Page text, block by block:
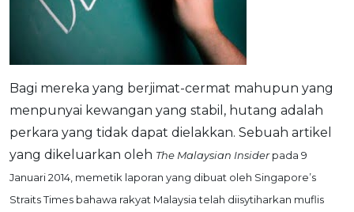
OCBC - Your Gift, Your Choice
Artikel Terkini
Kad
Insurans
Pelaburan
Pinjaman Kereta
Bagi mereka yang berjimat-cermat mahupun yang
menpunyai kewangan yang stabil, hutang adalah
perkara yang tidak dapat dielakkan. Sebuah artikel
yang dikeluarkan oleh The Malaysian Insiderpada 9
Januari 2014, memetik laporan yang dibuat oleh Singapore’s
Straits Times bahawa rakyat Malaysia telah diisytiharkan muflis